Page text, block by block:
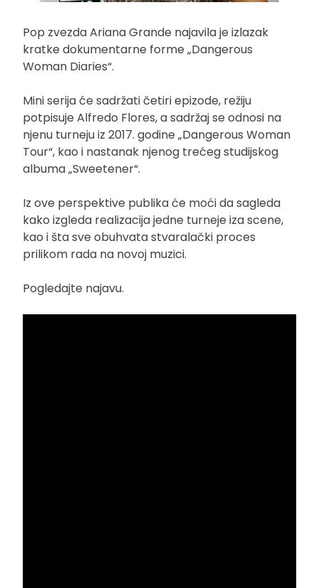
Pop zvezda Ariana Grande najavila je izlazak
kratke dokumentarne forme „Dangerous
Woman Diaries“.
Mini serija će sadržati četiri epizode, režiju
potpisuje Alfredo Flores, a sadržaj se odnosi na
njenu turneju iz 2017. godine „Dangerous Woman
Tour“, kao i nastanak njenog trećeg studijskog
albuma „Sweetener“.
Iz ove perspektive publika će moći da sagleda
kako izgleda realizacija jedne turneje iza scene,
kao i šta sve obuhvata stvaralački proces
prilikom rada na novoj muzici.
Pogledajte najavu.